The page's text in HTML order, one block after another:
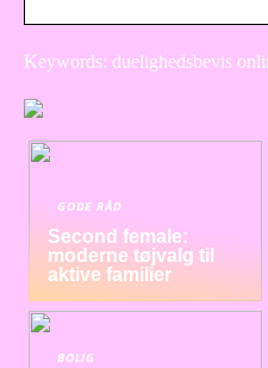
Keywords: duelighedsbevis
GODE RÅD
Second female:
moderne tøjvalg til
aktive familier
BOLIG